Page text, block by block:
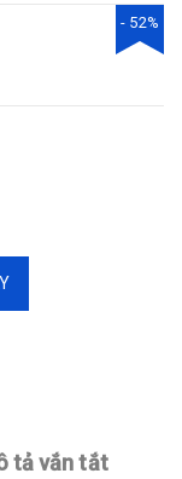
- 52%
tả vắn tắt